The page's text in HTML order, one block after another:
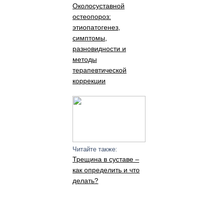
Околосуставной
остеопороз:
этиопатогенез,
симптомы,
разновидности и
методы
терапевтической
коррекции
Читайте также:
Трещина в суставе –
как определить и что
делать?